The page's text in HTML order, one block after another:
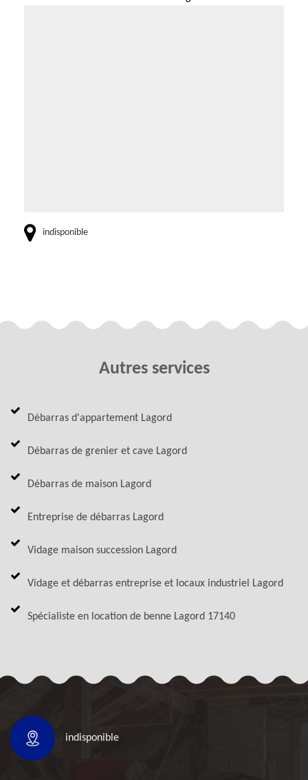
indisponible
Autres services
Débarras d'appartement Lagord
Débarras de grenier et cave Lagord
Débarras de maison Lagord
Entreprise de débarras Lagord
Vidage maison succession Lagord
Vidage et débarras entreprise et locaux industriel Lagord
Spécialiste en location de benne Lagord 17140
indisponible